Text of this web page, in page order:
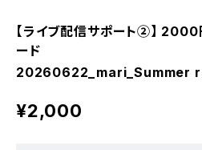
【ライブ配信サポート②】
ード
20260622_mari_Summer
¥2,000